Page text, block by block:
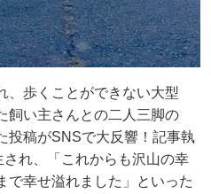
、歩くことができない大型
飼い主さんとの二人三脚の
投稿がSNSで大反響！記事執
れ、「これからも沢山の幸
で幸せ溢れました」といった